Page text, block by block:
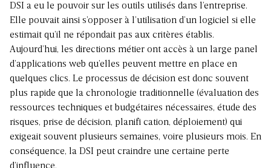
DSI a eu le pouvoir sur les outils utilisés dans l’entreprise.
Elle pouvait ainsi s’opposer à l’utilisation d’un logiciel si elle
estimait qu’il ne répondait pas aux critères établis.
Aujourd’hui, les directions métier ont accès à un large panel
d’applications web qu’elles peuvent mettre en place en
quelques clics. Le processus de décision est donc souvent
plus rapide que la chronologie traditionnelle (évaluation des
ressources techniques et budgétaires nécessaires, étude des
risques, prise de décision, planifi cation, déploiement) qui
exigeait souvent plusieurs semaines, voire plusieurs mois. En
conséquence, la DSI peut craindre une certaine perte